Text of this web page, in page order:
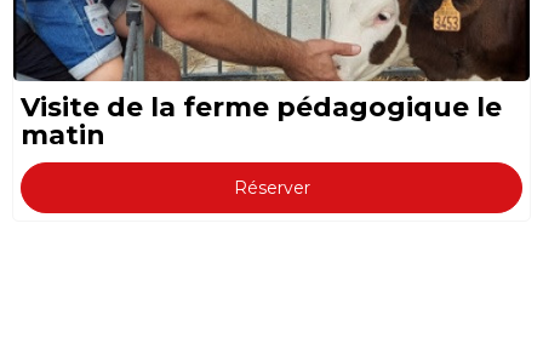
Visite de la ferme pédagogique le
matin
Réserver